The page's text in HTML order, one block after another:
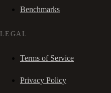
Benchmarks
LEGAL
Terms of Service
Privacy Policy